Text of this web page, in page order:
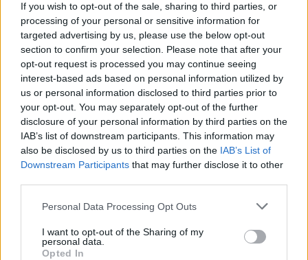
If you wish to opt-out of the sale, sharing to third parties, or
processing of your personal or sensitive information for
targeted advertising by us, please use the below opt-out
section to confirm your selection. Please note that after your
opt-out request is processed you may continue seeing
interest-based ads based on personal information utilized by
us or personal information disclosed to third parties prior to
your opt-out. You may separately opt-out of the further
disclosure of your personal information by third parties on the
IAB’s list of downstream participants. This information may
also be disclosed by us to third parties on the IAB’s List of
Downstream Participants that may further disclose it to other
Please note that this website/app uses one or more Google
not limited to your visit or usage behaviour. You may click to
grant or deny consent to Google and its third-party tags to
Personal Data Processing Opt Outs
I want to opt-out of the Sharing of my
personal data.
Opted In
Ο άνδρας έχει διακομιστεί και νοσηλεύεται στο ΚΑΤ.